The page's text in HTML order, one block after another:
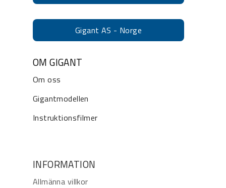
Gigant AS - Norge
OM GIGANT
Om oss
Gigantmodellen
Instruktionsfilmer
INFORMATION
Allmänna villkor